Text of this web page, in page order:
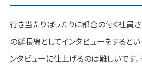
行き当たりばったりに都合の付く社員
の延長線としてインタビューをすると
ンタビューに仕上げるのは難しいです。